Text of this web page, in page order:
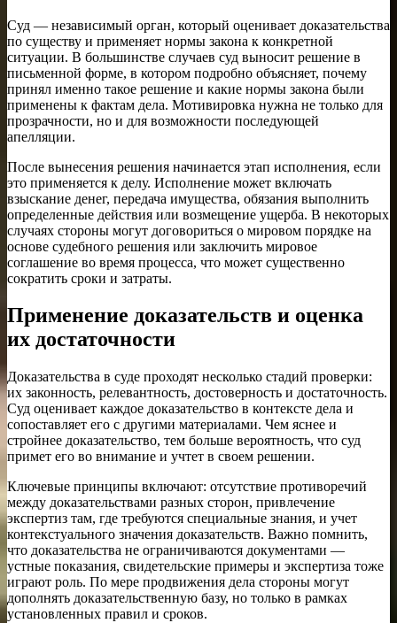
Суд — независимый орган, который оценивает доказательства
по существу и применяет нормы закона к конкретной
ситуации. В большинстве случаев суд выносит решение в
письменной форме, в котором подробно объясняет, почему
принял именно такое решение и какие нормы закона были
применены к фактам дела. Мотивировка нужна не только для
прозрачности, но и для возможности последующей
апелляции.
После вынесения решения начинается этап исполнения, если
это применяется к делу. Исполнение может включать
взыскание денег, передача имущества, обязания выполнить
определенные действия или возмещение ущерба. В некоторых
случаях стороны могут договориться о мировом порядке на
основе судебного решения или заключить мировое
соглашение во время процесса, что может существенно
сократить сроки и затраты.
Применение доказательств и оценка
их достаточности
Доказательства в суде проходят несколько стадий проверки:
их законность, релевантность, достоверность и достаточность.
Суд оценивает каждое доказательство в контексте дела и
сопоставляет его с другими материалами. Чем яснее и
стройнее доказательство, тем больше вероятность, что суд
примет его во внимание и учтет в своем решении.
Ключевые принципы включают: отсутствие противоречий
между доказательствами разных сторон, привлечение
экспертиз там, где требуются специальные знания, и учет
контекстуального значения доказательств. Важно помнить,
что доказательства не ограничиваются документами —
устные показания, свидетельские примеры и экспертиза тоже
играют роль. По мере продвижения дела стороны могут
дополнять доказательственную базу, но только в рамках
установленных правил и сроков.